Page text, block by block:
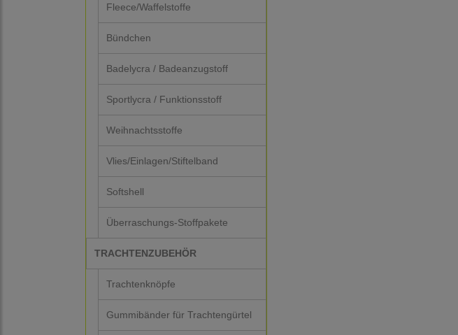
Fleece/Waffelstoffe
Bündchen
Badelycra / Badeanzugstoff
Sportlycra / Funktionsstoff
Weihnachtsstoffe
Vlies/Einlagen/Stiftelband
Softshell
Überraschungs-Stoffpakete
TRACHTENZUBEHÖR
Trachtenknöpfe
Gummibänder für Trachtengürtel